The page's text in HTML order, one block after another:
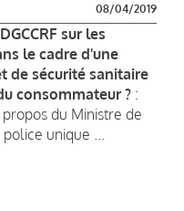
08/04/2019
sur les
le cadre d'une
de sécurité sanitaire
consommateur ? :
du Ministre de
unique ...